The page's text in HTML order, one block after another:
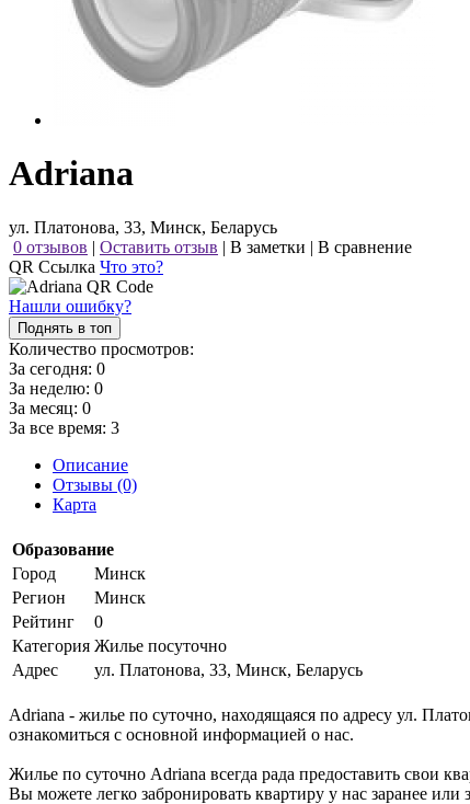
Adriana
ул. Платонова, 33, Минск, Беларусь
0 отзывов | Оставить отзыв | В заметки | В сравнение
QR Ссылка Что это?
Нашли ошибку?
Поднять в топ
Количество просмотров:
За сегодня: 0
За неделю: 0
За месяц: 0
За все время: 3
Описание
Отзывы (0)
Карта
Образование
Город
Минск
Регион
Минск
Рейтинг
0
Категория Жилье посуточно
Адрес
ул. Платонова, 33, Минск, Беларусь
Adriana - жилье по суточно, находящаяся по адресу ул.
ознакомиться с основной информацией о нас.
Жилье по суточно Adriana всегда рада предоставить свои
Вы можете легко забронировать квартиру у нас заранее